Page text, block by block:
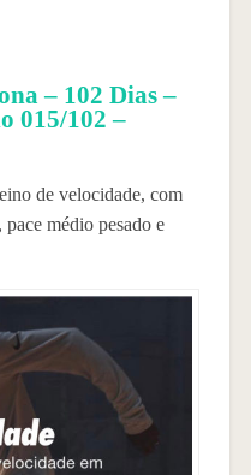
– 102 Dias –
015/102 –
de velocidade, com
médio pesado e